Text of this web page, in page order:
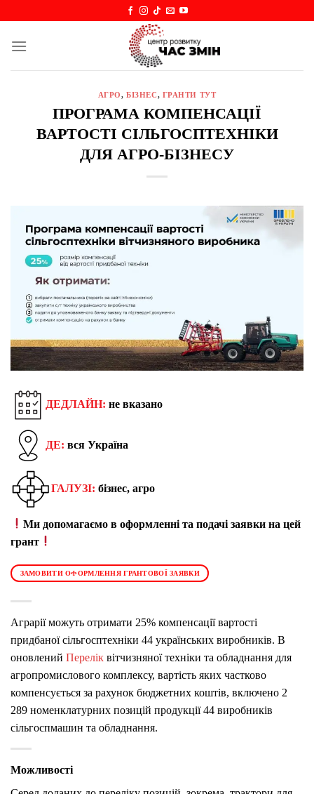
content
АГРО,БІЗНЕС, ГРАНТИ ТУТ
ПРОГРАМА КОМПЕНСАЦІЇ
ВАРТОСТІ СІЛЬГОСПТЕХНІКИ
ДЛЯ АГРО-БІЗНЕСУ
ДЕДЛАЙН: не вказано
ДЕ: вся Україна
ГАЛУЗІ: бізнес, агро
Ми допомагаємо в оформленні та подачі заявки на цей
грант
ЗАМОВИТИ ОФОРМЛЕННЯ ГРАНТОВОЇ ЗАЯВКИ
Аграрії можуть отримати 25% компенсації вартості
придбаної сільгосптехніки 44 українських виробників. В
оновлений Перелік вітчизняної техніки та обладнання для
агропромислового комплексу, вартість яких частково
компенсується за рахунок бюджетних коштів, включено 2
289 номенклатурних позицій продукції 44 виробників
сільгоспмашин та обладнання.
Можливості